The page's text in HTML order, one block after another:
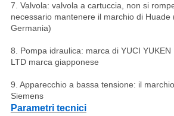
7. Valvola: valvola a cartuccia, non si
necessario mantenere il marchio di Huade
Germania)
8. Pompa idraulica: marca di YUCI YUKEN
LTD marca giapponese
9. Apparecchio a bassa tensione: il
Siemens
Parametri tecnici